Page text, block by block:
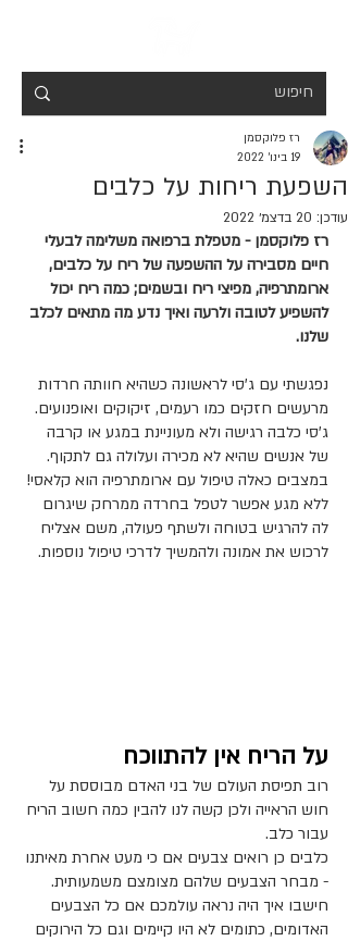
השפעת ריחות על כלבים
רז פלוקסמן
19 בינו׳ 2022
עודכן: 20 בדצמ׳ 2022
רז פלוקסמן - מטפלת ברפואה משלימה לבעלי
חיים מסבירה על ההשפעה של ריח על כלבים,
ארומתרפיה, מפיצי ריח ובשמים; כמה ריח יכול
להשפיע לטובה ולרעה ואיך נדע מה מתאים לכלב
שלנו.
נפגשתי עם ג'סי לראשונה כשהיא חוותה חרדות
מרעשים חזקים כמו רעמים, זיקוקים ואופנועים.
ג'סי כלבה רגישה ולא מעוניינת במגע או קרבה
של אנשים שהיא לא מכירה ועלולה גם לתקוף.
במצבים כאלה טיפול עם ארומתרפיה הוא קלאסי!
ללא מגע אפשר לטפל בחרדה ממרחק שיגרום
לה להרגיש בטוחה ולשתף פעולה, משם אצליח
לרכוש את אמונה ולהמשיך לדרכי טיפול נוספות.
על הריח אין להתווכח
רוב תפיסת העולם של בני האדם מבוססת על
חוש הראייה ולכן קשה לנו להבין כמה חשוב הריח
עבור כלב.
כלבים כן רואים צבעים אם כי מעט אחרת מאיתנו
- מבחר הצבעים שלהם מצומצם משמעותית.
חישבו איך היה נראה עולמכם אם כל הצבעים
האדומים, כתומים לא היו קיימים וגם כל הירוקים